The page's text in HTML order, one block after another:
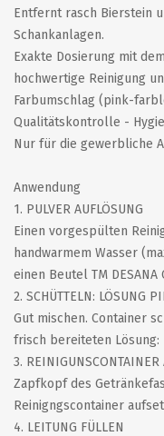
Entfernt rasch Bierstein
Schankanlagen.
Exakte Dosierung mit
hochwertige Reinigung
Farbumschlag (pink-
Qualitätskontrolle -
Nur für die gewerbliche
Anwendung
1. PULVER AUFLÖSUNG
Einen vorgespülten
handwarmem Wasser
einen Beutel TM
2. SCHÜTTELN: LÖSUNG
Gut mischen. Container
frisch bereiteten Lösung:
3. REINIGUNSCONTAINER
Zapfkopf des
Reinigngscontainer
4. LEITUNG FÜLLEN